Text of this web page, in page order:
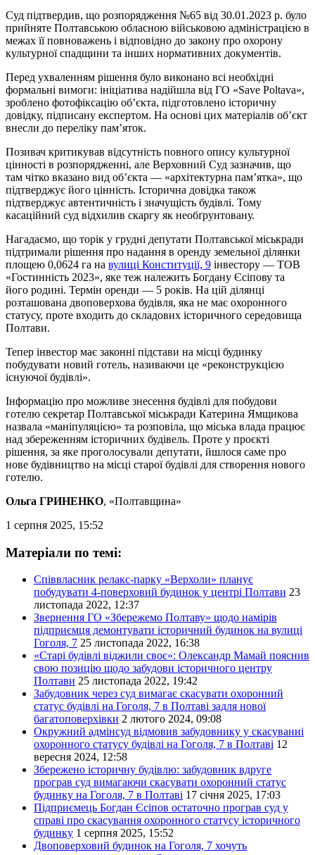
Суд підтвердив, що розпорядження №65 від 30.01.2023 р. було
прийняте Полтавською обласною військовою адміністрацією в
межах її повноважень і відповідно до закону про охорону
культурної спадщини та інших нормативних документів.
Перед ухваленням рішення було виконано всі необхідні
формальні вимоги: ініціатива надійшла від ГО «Save Poltava»,
зроблено фотофіксацію об’єкта, підготовлено історичну
довідку, підписану експертом. На основі цих матеріалів об’єкт
внесли до переліку пам’яток.
Позивач критикував відсутність повного опису культурної
цінності в розпорядженні, але Верховний Суд зазначив, що
там чітко вказано вид об’єкта — «архітектурна пам’ятка», що
підтверджує його цінність. Історична довідка також
підтверджує автентичність і значущість будівлі. Тому
касаційний суд відхилив скаргу як необґрунтовану.
Нагадаємо, що торік у грудні депутати Полтавської міськради
підтримали рішення про надання в оренду земельної ділянки
площею 0,0624 га на вулиці Конституції, 9 інвестору — ТОВ
«Гостинність 2023», яке теж належить Богдану Єсіпову та
його родині. Термін оренди — 5 років. На цій ділянці
розташована двоповерхова будівля, яка не має охоронного
статусу, проте входить до складових історичного середовища
Полтави.
Тепер інвестор має законні підстави на місці будинку
побудувати новий готель, називаючи це «реконструкцією
існуючої будівлі».
Інформацію про можливе знесення будівлі для побудови
готелю секретар Полтавської міськради Катерина Ямщикова
назвала «маніпуляцією» та розповіла, що міська влада працює
над збереженням історичних будівель. Проте у проєкті
рішення, за яке проголосували депутати, йшлося саме про
нове будівництво на місці старої будівлі для створення нового
готелю.
Ольга ГРИНЕНКО, «Полтавщина»
1 серпня 2025, 15:52
Матеріали по темі:
Співвласник релакс-парку «Верхоли» планує
побудувати 4-поверховий будинок у центрі Полтави 23
листопада 2022, 12:37
Звернення ГО «Збережемо Полтаву» щодо намірів
підприємця демонтувати історичний будинок на вулиці
Гоголя, 7 25 листопада 2022, 16:38
«Старі будівлі віджили своє»: Олександр Мамай пояснив
свою позицію щодо забудови історичного центру
Полтави 25 листопада 2022, 19:42
Забудовник через суд вимагає скасувати охоронний
статус будівлі на Гоголя, 7 в Полтаві задля нової
багатоповерхівки 2 лютого 2024, 09:08
Окружний адмінсуд відмовив забудовнику у скасуванні
охоронного статусу будівлі на Гоголя, 7 в Полтаві 12
вересня 2024, 12:58
Збережено історичну будівлю: забудовник вдруге
програв суд вимагаючи скасувати охоронний статус
будинку на Гоголя, 7 в Полтаві 17 січня 2025, 17:03
Підприємець Богдан Єсіпов остаточно програв суд у
справі про скасування охоронного статусу історичного
будинку 1 серпня 2025, 15:52
Двоповерховий будинок на Гоголя, 7 хочуть